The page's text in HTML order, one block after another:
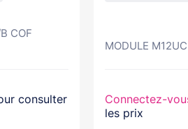
COF
consulter
MODULE
Connectez-
les prix